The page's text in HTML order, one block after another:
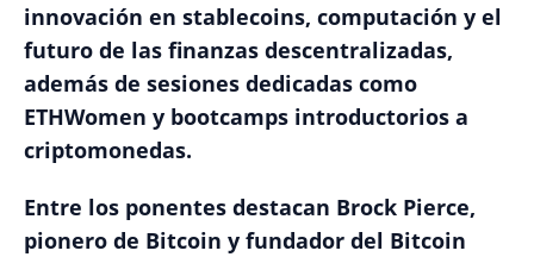
innovación en stablecoins, computación y el
futuro de las finanzas descentralizadas,
además de sesiones dedicadas como
ETHWomen y bootcamps introductorios a
criptomonedas.
Entre los ponentes destacan Brock Pierce,
pionero de Bitcoin y fundador del Bitcoin